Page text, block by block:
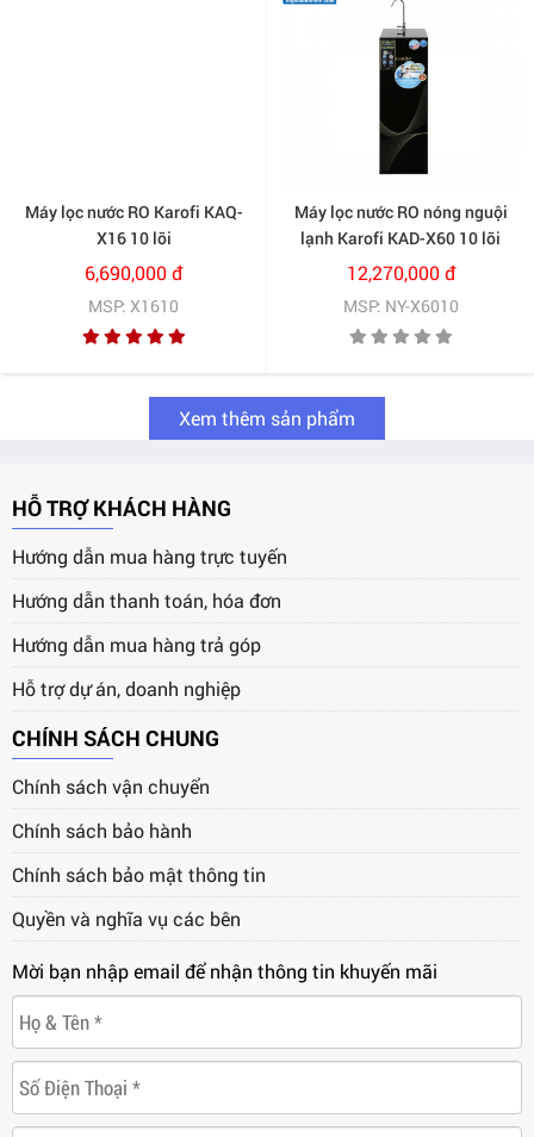
Máy lọc nước RO Karofi KAQ-
X16 10 lõi
6,690,000 đ
MSP: X1610
Máy lọc nước RO nóng nguội
lạnh Karofi KAD-X60 10 lõi
12,270,000 đ
MSP: NY-X6010
Xem thêm sản phẩm
HỖ TRỢ KHÁCH HÀNG
Hướng dẫn mua hàng trực tuyến
Hướng dẫn thanh toán, hóa đơn
Hướng dẫn mua hàng trả góp
Hỗ trợ dự án, doanh nghiệp
CHÍNH SÁCH CHUNG
Chính sách vận chuyển
Chính sách bảo hành
Chính sách bảo mật thông tin
Quyền và nghĩa vụ các bên
Mời bạn nhập email để nhận thông tin khuyến mãi